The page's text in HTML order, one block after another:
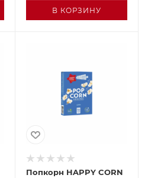
В КОРЗИНУ
Попкорн HAPPY CORN